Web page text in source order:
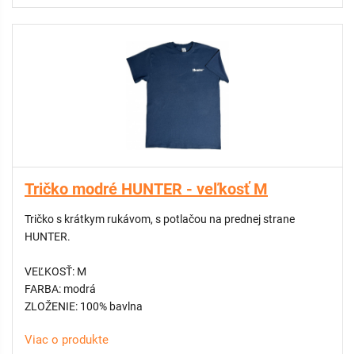
Tričko modré HUNTER - veľkosť M
Tričko s krátkym rukávom, s potlačou na prednej strane
HUNTER.
VEĽKOSŤ: M
FARBA: modrá
ZLOŽENIE: 100% bavlna
Viac o produkte